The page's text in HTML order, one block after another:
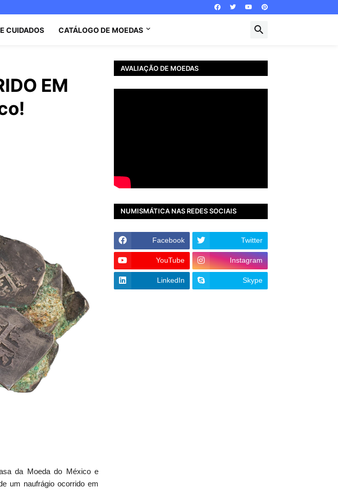
CUIDADOS CATÁLOGO DE MOEDAS
EM
da Moeda do México e
um naufrágio ocorrido em
AVALIAÇÃO DE MOEDAS
NUMISMÁTICA NAS REDES SOCIAIS
Facebook Twitter
YouTube Instagram
LinkedIn Skype